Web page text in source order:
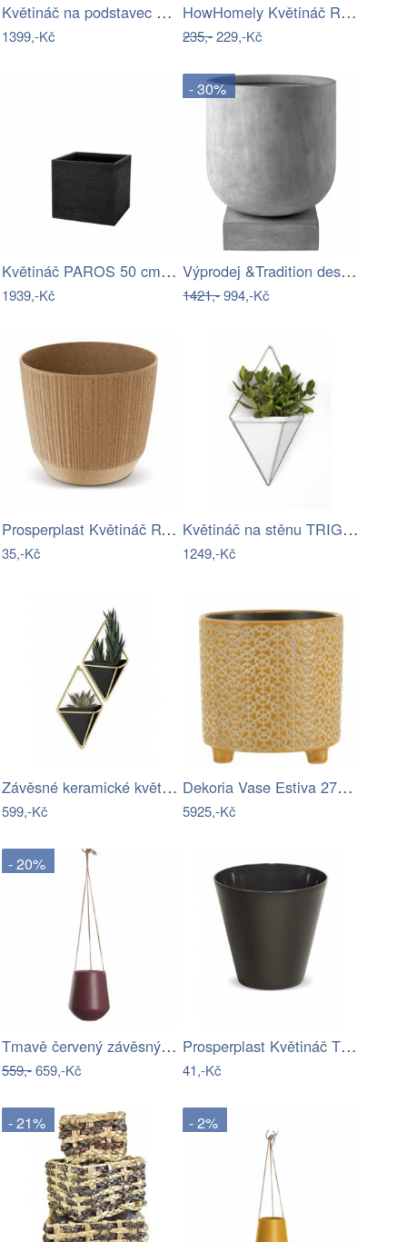
Květináč na podstavec zelený ZACK
1399,-Kč
HowHomely Květináč Rosa Linea 29x18 cm…
235,-229,-Kč
Květináč PAROS 50 cm Černá
1939,-Kč
- 30%
Výprodej &Tradition designové květináče…
1421,-994,-Kč
Prosperplast Květináč RYWO ECO natural…
35,-Kč
Květináč na stěnu TRIGG velký
1249,-Kč
Závěsné keramické květináče na bylinky…
599,-Kč
Dekoria Vase Estiva 27x27x36 cm,…
5925,-Kč
- 20%
Tmavě červený závěsný květináč PT…
559,-659,-Kč
Prosperplast Květináč TUBUSO ECO kávový…
41,-Kč
- 21% - 2%